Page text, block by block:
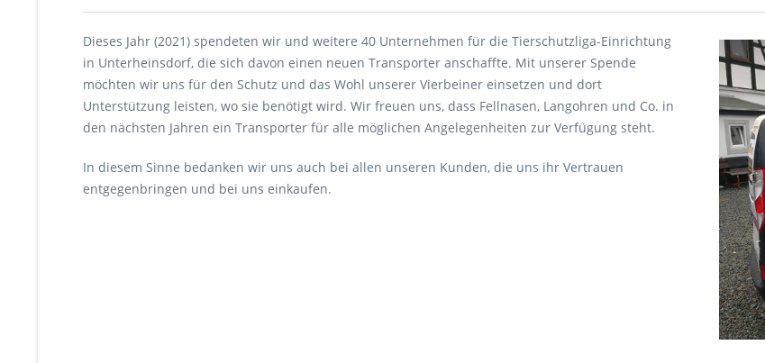
Dieses Jahr (2021) spendeten wir und weitere 40 Unternehmen für die Tierschutzliga-Einrichtung
in Unterheinsdorf, die sich davon einen neuen Transporter anschaffte. Mit unserer Spende
möchten wir uns für den Schutz und das Wohl unserer Vierbeiner einsetzen und dort
Unterstützung leisten, wo sie benötigt wird. Wir freuen uns, dass Fellnasen, Langohren und Co. in
den nächsten Jahren ein Transporter für alle möglichen Angelegenheiten zur Verfügung steht.
In diesem Sinne bedanken wir uns auch bei allen unseren Kunden, die uns ihr Vertrauen
entgegenbringen und bei uns einkaufen.